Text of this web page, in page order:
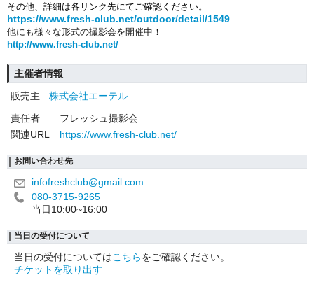
その他、詳細は各リンク先にてご確認ください。
https://www.fresh-club.net/outdoor/detail/1549
他にも様々な形式の撮影会を開催中！
http://www.fresh-club.net/
主催者情報
販売主
株式会社エーテル
責任者
フレッシュ撮影会
関連URL
https://www.fresh-club.net/
お問い合わせ先
infofreshclub@gmail.com
080-3715-9265
当日10:00~16:00
当日の受付について
当日の受付についてはこちらをご確認ください。
チケットを取り出す